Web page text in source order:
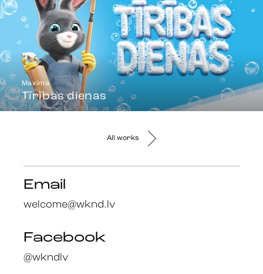
Maxima
Tīrības dienas
All works
Email
welcome@wknd.lv
Facebook
@wkndlv